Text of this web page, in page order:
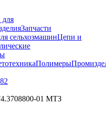
для
Запчасти
сельхозмашинЦепи и
Полимеры
01 МТЗ